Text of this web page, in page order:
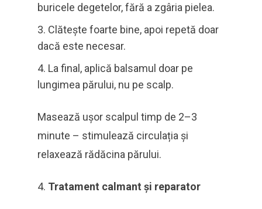
buricele degetelor, fără a zgâria pielea.
Clătește foarte bine, apoi repetă doar
dacă este necesar.
La final, aplică balsamul doar pe
lungimea părului, nu pe scalp.
Masează ușor scalpul timp de 2–3
minute – stimulează circulația și
relaxează rădăcina părului.
Tratament calmant și reparator